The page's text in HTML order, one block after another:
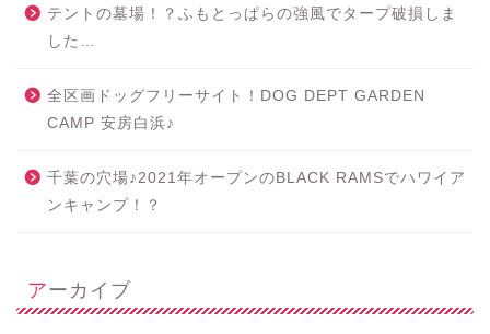
テントの墓場！？ふもとっぱらの強風でタープ破損しま
した…
全区画ドッグフリーサイト！DOG DEPT GARDEN
CAMP 安房白浜♪
千葉の穴場♪2021年オープンのBLACK RAMSでハワイア
ンキャンプ！？
アーカイブ